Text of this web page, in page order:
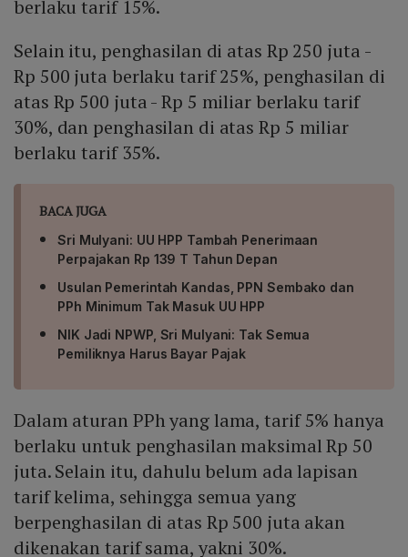
berlaku tarif 15%.
Selain itu, penghasilan di atas Rp 250 juta -
Rp 500 juta berlaku tarif 25%, penghasilan di
atas Rp 500 juta - Rp 5 miliar berlaku tarif
30%, dan penghasilan di atas Rp 5 miliar
berlaku tarif 35%.
BACA JUGA
Sri Mulyani: UU HPP Tambah Penerimaan
Perpajakan Rp 139 T Tahun Depan
Usulan Pemerintah Kandas, PPN Sembako dan
PPh Minimum Tak Masuk UU HPP
NIK Jadi NPWP, Sri Mulyani: Tak Semua
Pemiliknya Harus Bayar Pajak
Dalam aturan PPh yang lama, tarif 5% hanya
berlaku untuk penghasilan maksimal Rp 50
juta. Selain itu, dahulu belum ada lapisan
tarif kelima, sehingga semua yang
berpenghasilan di atas Rp 500 juta akan
dikenakan tarif sama, yakni 30%.